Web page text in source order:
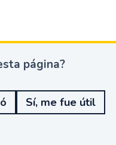
página?
Sí, me fue útil